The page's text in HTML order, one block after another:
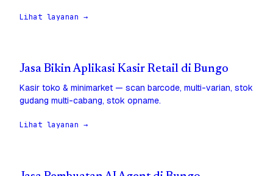
Lihat layanan →
Jasa Bikin Aplikasi Kasir Retail di Bungo
Kasir toko & minimarket — scan barcode, multi-varian, stok
gudang multi-cabang, stok opname.
Lihat layanan →